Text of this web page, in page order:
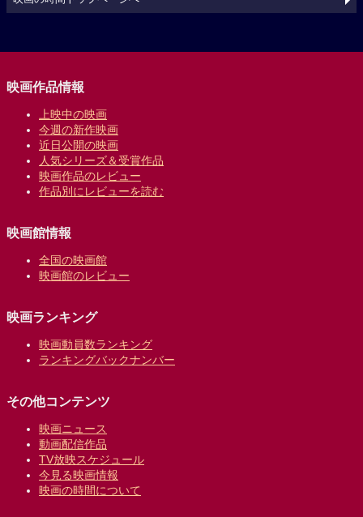
映画作品情報
上映中の映画
今週の新作映画
近日公開の映画
人気シリーズ＆受賞作品
映画作品のレビュー
作品別にレビューを読む
映画館情報
全国の映画館
映画館のレビュー
映画ランキング
映画動員数ランキング
ランキングバックナンバー
その他コンテンツ
映画ニュース
動画配信作品
TV放映スケジュール
今見る映画情報
映画の時間について